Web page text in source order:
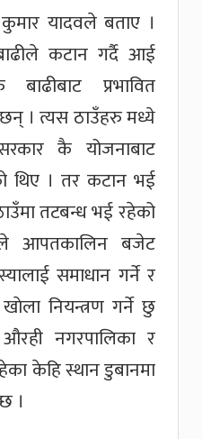
यादवले बताए ।
कटान गर्दै आई
प्रभावित
। त्यस ठाउँहरु मध्ये
कै योजनाबाट
थिए । तर कटान भई
तटबन्ध भई रहेको
आपतकालिन बजेट
समाधान गर्ने र
नियन्त्रण गर्ने छु
नगरपालिका र
केहि स्थान डुबानमा
।